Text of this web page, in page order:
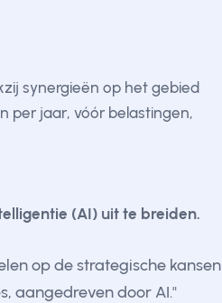
synergieën op het gebied
per jaar, vóór belastingen,
(AI) uit te breiden.
op de strategische kansen
aangedreven door AI."